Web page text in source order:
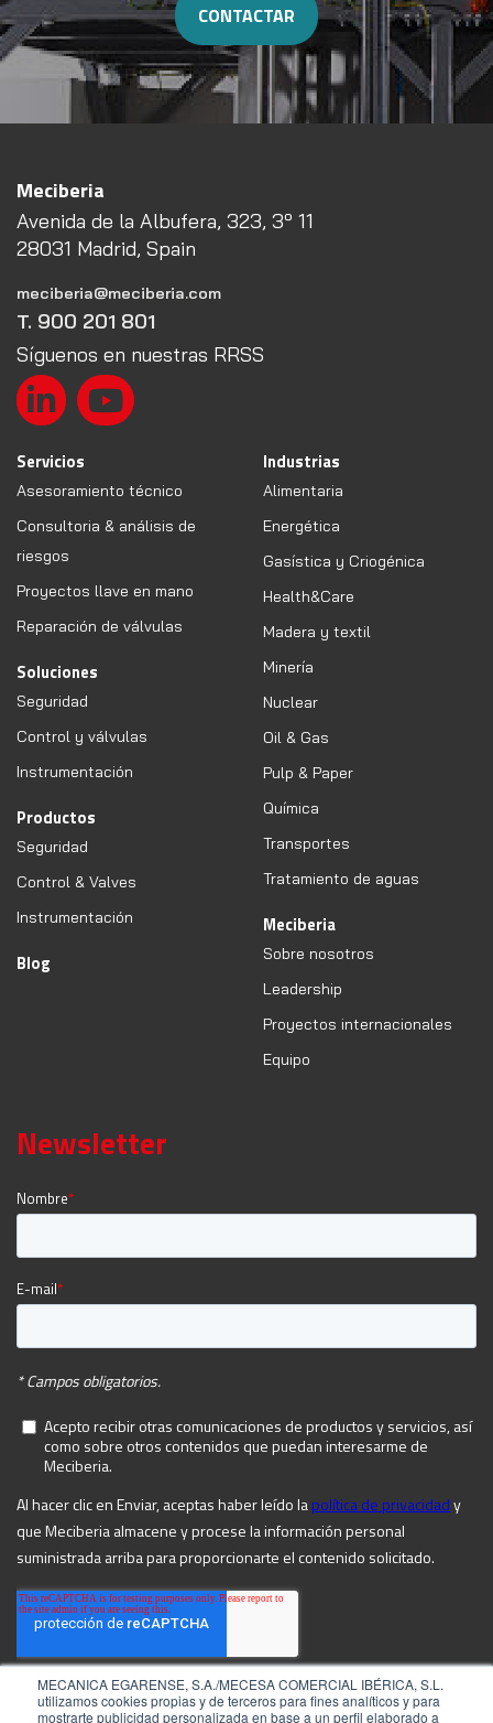
MECANICA EGARENSE, S.A./MECESA COMERCIAL IBÉRICA, S.L.
utilizamos cookies propias y de terceros para fines analíticos y para
mostrarte publicidad personalizada en base a un perfil elaborado a
CONTACTAR
Meciberia
Avenida de la Albufera, 323, 3º 11
28031 Madrid, Spain
meciberia@meciberia.com
T. 900 201 801
Síguenos en nuestras RRSS
Servicios
Asesoramiento técnico
Consultoria & análisis de
riesgos
Proyectos llave en mano
Reparación de válvulas
Soluciones
Seguridad
Control y válvulas
Instrumentación
Productos
Seguridad
Control & Valves
Instrumentación
Blog
Industrias
Alimentaria
Energética
Gasística y Criogénica
Health&Care
Madera y textil
Minería
Nuclear
Oil & Gas
Pulp & Paper
Química
Transportes
Tratamiento de aguas
Meciberia
Sobre nosotros
Leadership
Proyectos internacionales
Equipo